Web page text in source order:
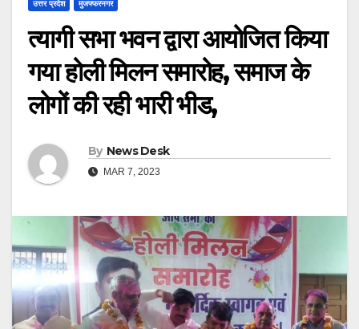
उत्तर प्रदेश मुजफ्फरनगर
त्यागी सभा भवन द्वारा आयोजित किया
गया होली मिलन समारोह, समाज के
लोगों की रही भारी भीड,
By News Desk
MAR 7, 2023